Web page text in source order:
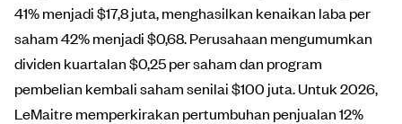
41% menjadi $17,8 juta, menghasilkan kenaikan laba per
saham 42% menjadi $0,68. Perusahaan mengumumkan
dividen kuartalan $0,25 per saham dan program
pembelian kembali saham senilai $100 juta. Untuk 2026,
LeMaitre memperkirakan pertumbuhan penjualan 12%